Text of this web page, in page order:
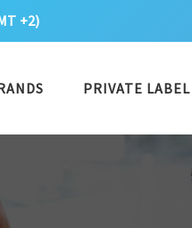
+2)
PRIVATE LABEL